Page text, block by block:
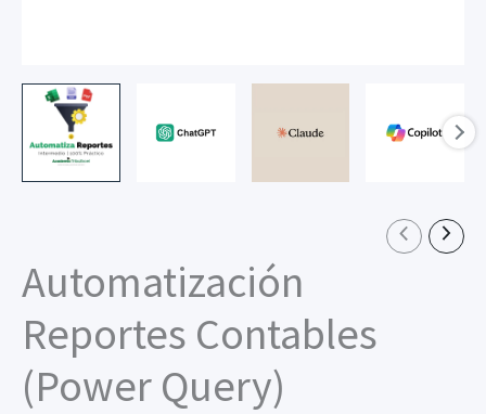
Automatización
Reportes Contables
(Power Query)